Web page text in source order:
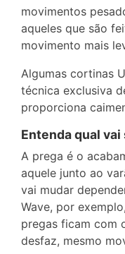
movimentos
aqueles que são
movimento mais
Algumas cortinas
técnica exclusiva
proporciona
Entenda qual
A prega é o
aquele junto ao
vai mudar
Wave, por
pregas ficam com
desfaz, mesmo